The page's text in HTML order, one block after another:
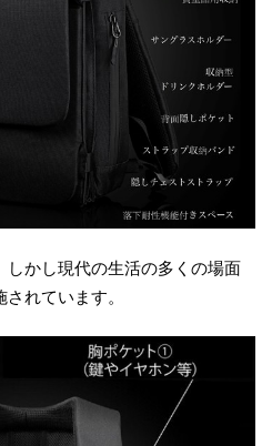
しかし現代の生活の多くの場面
れています。